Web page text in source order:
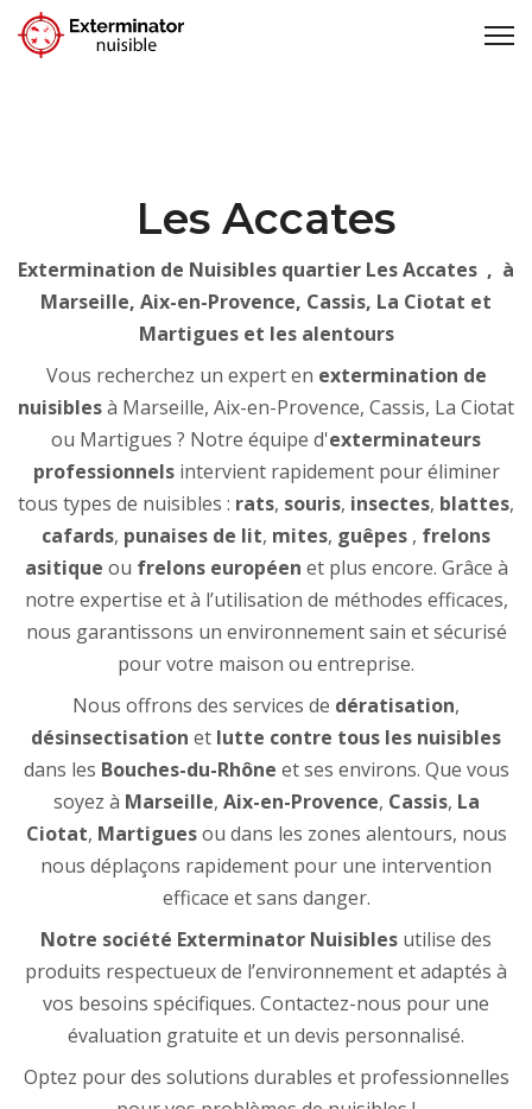
Les Accates
Extermination de Nuisibles quartier Les Accates , à
Marseille, Aix-en-Provence, Cassis, La Ciotat et
Martigues et les alentours
Vous recherchez un expert en extermination de
nuisiblesà Marseille, Aix-en-Provence, Cassis, La Ciotat
ou Martigues ? Notre équipe d'exterminateurs
professionnelsintervient rapidement pour éliminer
tous types de nuisibles : rats, souris, insectes, blattes,
cafards, punaises de lit, mites, guêpes , frelons
asitique ou frelons européen et plus encore. Grâce à
notre expertise et à l’utilisation de méthodes efficaces,
nous garantissons un environnement sain et sécurisé
pour votre maison ou entreprise.
Nous offrons des services de dératisation,
désinsectisation et lutte contre tous les nuisibles
dans les Bouches-du-Rhône et ses environs. Que vous
soyez à Marseille, Aix-en-Provence, Cassis, La
Ciotat, Martiguesou dans les zones alentours, nous
nous déplaçons rapidement pour une intervention
efficace et sans danger.
Notre société Exterminator Nuisibles utilise des
produits respectueux de l’environnement et adaptés à
vos besoins spécifiques. Contactez-nous pour une
évaluation gratuite et un devis personnalisé.
Optez pour des solutions durables et professionnelles